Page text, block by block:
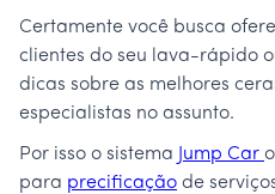
Certamente você busca
clientes do seu lava-rápido
dicas sobre as melhores
especialistas no assunto.
Por isso o sistema Jump Car
para precificação de